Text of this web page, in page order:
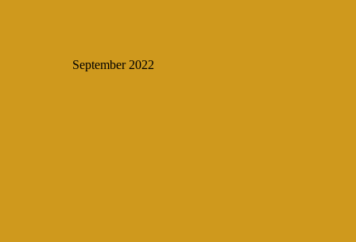
September 2022